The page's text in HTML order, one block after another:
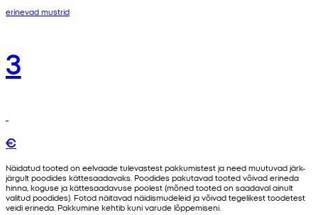
erinevad mustrid
3
€
Näidatud tooted on eelvaade tulevastest pakkumistest ja need muutuvad järk-
järgult poodides kättesaadavaks. Poodides pakutavad tooted võivad erineda
hinna, koguse ja kättesaadavuse poolest (mõned tooted on saadaval ainult
valitud poodides). Fotod näitavad näidismudeleid ja võivad tegelikest toodetest
veidi erineda. Pakkumine kehtib kuni varude lõppemiseni.